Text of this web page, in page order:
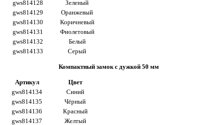
gws814128
Зеленый
gws814129
Оранжевый
gws814130
Коричневый
gws814131
Фиолетовый
gws814132
Белый
gws814133
Серый
Компактный замок с дужкой 50 мм
Артикул
Цвет
gws814134
Синий
gws814135
Чёрный
gws814136
Красный
gws814137
Желтый